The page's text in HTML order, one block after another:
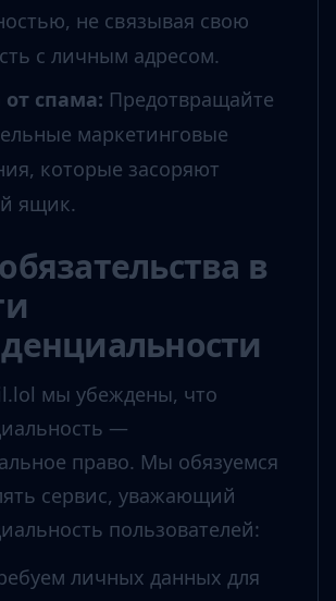
не связывая свою
с личным адресом.
спама: Предотвращайте
маркетинговые
которые засоряют
ящик.
в
мы убеждены, что
—
право. Мы обязуемся
сервис, уважающий
пользователей:
личных данных для